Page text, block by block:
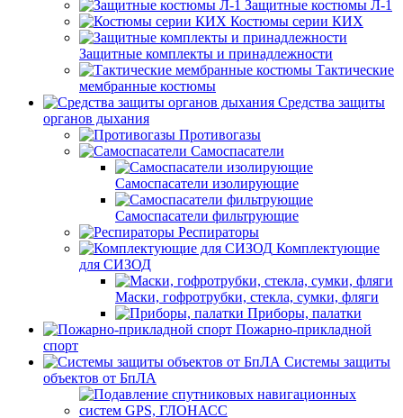
Защитные костюмы Л-1
Костюмы серии КИХ
Защитные комплекты и принадлежности
Тактические
мембранные костюмы
Средства защиты
органов дыхания
Противогазы
Самоспасатели
Самоспасатели изолирующие
Самоспасатели фильтрующие
Респираторы
Комплектующие
для СИЗОД
Маски, гофротрубки, стекла, сумки, фляги
Приборы, палатки
Пожарно-прикладной
спорт
Системы защиты
объектов от БпЛА